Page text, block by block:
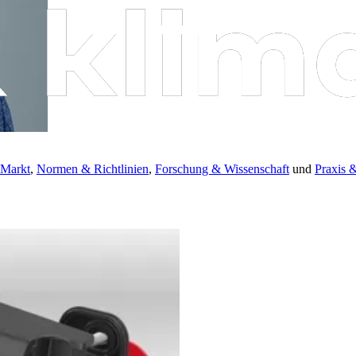
, Normen & Richtlinien, Forschung & Wissenschaft und Praxis